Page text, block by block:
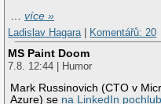
…více »
Ladislav Hagara| Komentářů: 20
MS Paint Doom
7.8. 12:44 | Humor
Mark Russinovich (CTO v
Azure) se na LinkedIn